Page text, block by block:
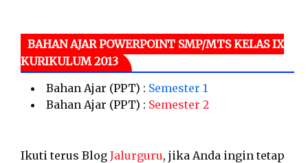
BAHAN AJAR POWERPOINT SMP/MTS KELAS IX
KURIKULUM 2013
Bahan Ajar (PPT) : Semester 1
Bahan Ajar (PPT) : Semester 2
Ikuti terus Blog Jalurguru, jika Anda ingin tetap